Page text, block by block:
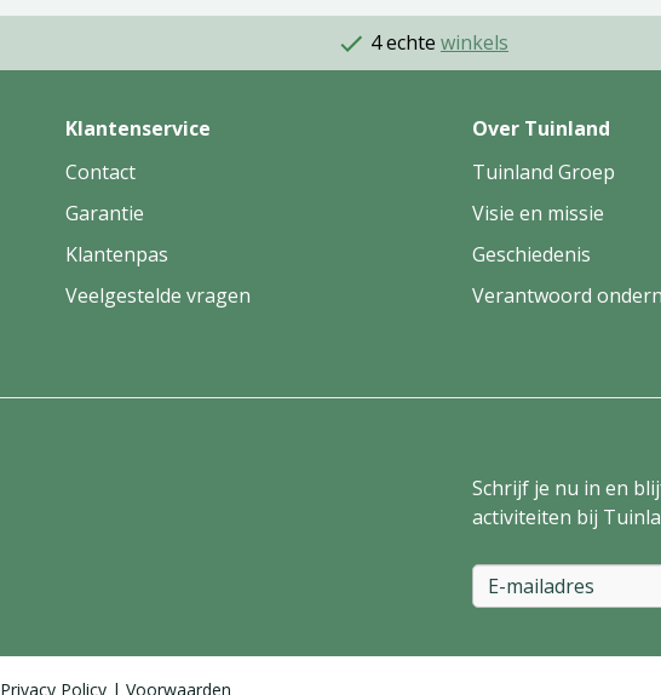
4 echte winkels
Klantenservice
Contact
Garantie
Klantenpas
Veelgestelde vragen
Over Tuinland
Tuinland Groep
Visie en missie
Geschiedenis
Verantwoord
Schrijf je nu in en
activiteiten bij
Privacy Policy Voorwaarden